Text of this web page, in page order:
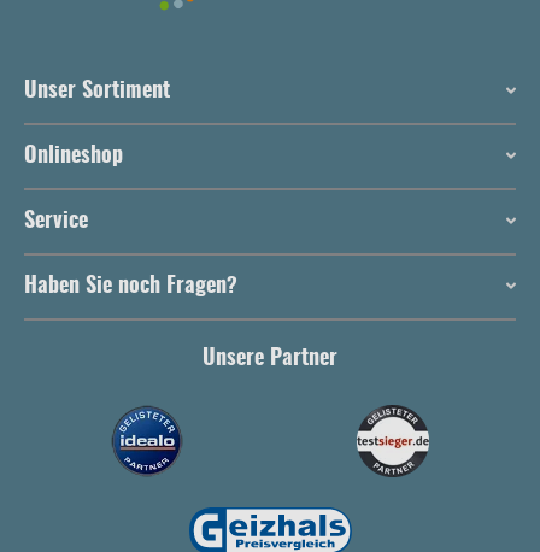
Unser Sortiment
Onlineshop
Service
Haben Sie noch Fragen?
Unsere Partner